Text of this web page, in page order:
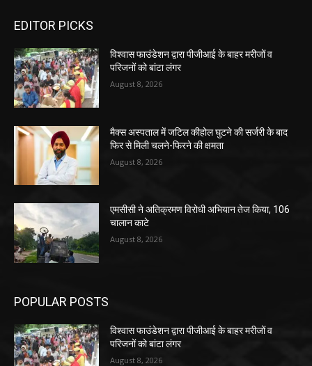
EDITOR PICKS
विश्वास फाउंडेशन द्वारा पीजीआई के बाहर मरीजों व
परिजनों को बांटा लंगर
August 8, 2026
मैक्स अस्पताल में जटिल कीहोल घुटने की सर्जरी के बाद
फिर से मिली चलने-फिरने की क्षमता
August 8, 2026
एमसीसी ने अतिक्रमण विरोधी अभियान तेज किया, 106
चालान काटे
August 8, 2026
POPULAR POSTS
विश्वास फाउंडेशन द्वारा पीजीआई के बाहर मरीजों व
परिजनों को बांटा लंगर
August 8, 2026